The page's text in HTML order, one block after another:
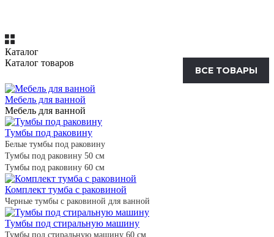
Каталог
Каталог товаров
ВСЕ ТОВАРЫ
Мебель для ванной
Мебель для ванной
Тумбы под раковину
Белые тумбы под раковину
Тумбы под раковину 50 см
Тумбы под раковину 60 см
Комплект тумба с раковиной
Черные тумбы с раковиной для ванной
Тумбы под стиральную машину
Тумбы под стиральную машину 60 см